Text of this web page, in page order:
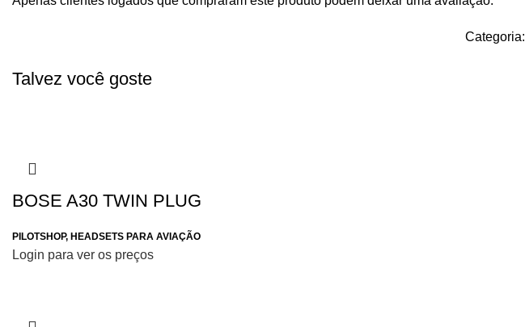
Categoria:
Talvez você goste
BOSE A30 TWIN PLUG
PILOTSHOP, HEADSETS PARA AVIAÇÃO
Login para ver os preços